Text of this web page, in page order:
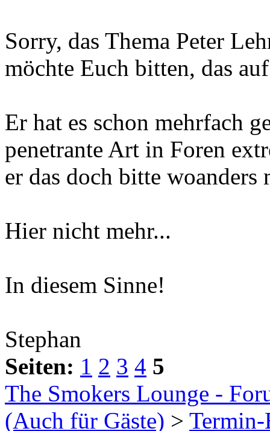
Sorry, das Thema Peter
möchte Euch bitten, das
Er hat es schon mehrfach
penetrante Art in Foren
er das doch bitte woanders
Hier nicht mehr...
In diesem Sinne!
Stephan
Seiten: 1 2 3 4 5
The Smokers Lounge -
(Auch für Gäste) > Termin-